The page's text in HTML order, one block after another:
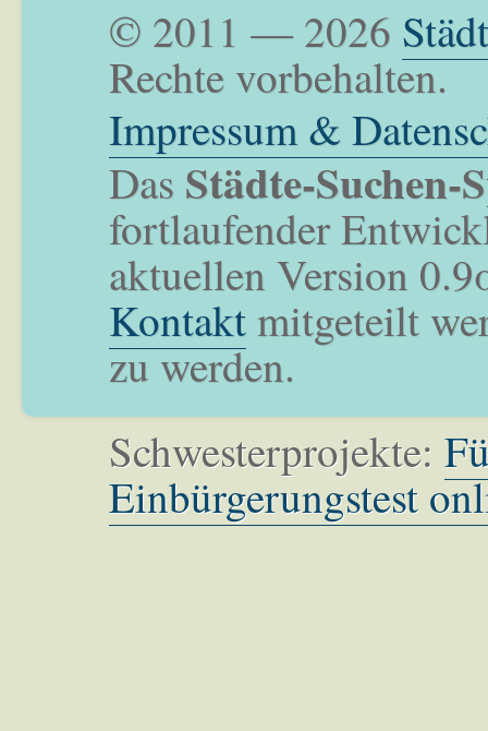
© 2011 — 2026
Rechte vorbehalten.
Impressum &
Das Städte-Suchen-
fortlaufender
aktuellen Version
Kontaktmitgeteilt
zu werden.
Schwesterprojekte:
Einbürgerungstest